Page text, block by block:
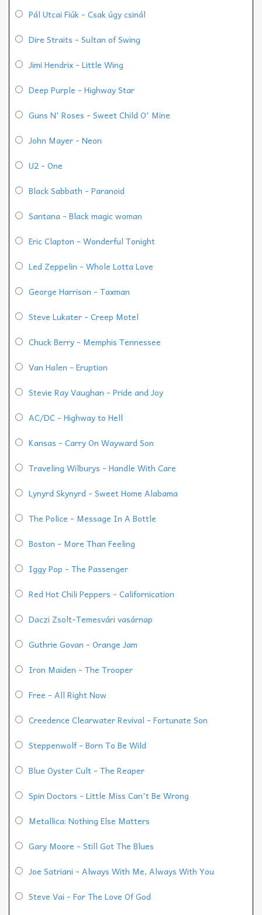
Pál Utcai Fiúk - Csak úgy csinál
Dire Straits - Sultan of Swing
Jimi Hendrix - Little Wing
Deep Purple - Highway Star
Guns N' Roses - Sweet Child O' Mine
John Mayer - Neon
U2 - One
Black Sabbath - Paranoid
Santana - Black magic woman
Eric Clapton - Wonderful Tonight
Led Zeppelin - Whole Lotta Love
George Harrison - Taxman
Steve Lukater - Creep Motel
Chuck Berry - Memphis Tennessee
Van Halen - Eruption
Stevie Ray Vaughan - Pride and Joy
AC/DC - Highway to Hell
Kansas - Carry On Wayward Son
Traveling Wilburys - Handle With Care
Lynyrd Skynyrd - Sweet Home Alabama
The Police - Message In A Bottle
Boston - More Than Feeling
Iggy Pop - The Passenger
Red Hot Chili Peppers - Californication
Daczi Zsolt-Temesvári vasárnap
Guthrie Govan - Orange Jam
Iron Maiden - The Trooper
Free - All Right Now
Creedence Clearwater Revival - Fortunate Son
Steppenwolf - Born To Be Wild
Blue Oyster Cult - The Reaper
Spin Doctors - Little Miss Can't Be Wrong
Metallica: Nothing Else Matters
Gary Moore - Still Got The Blues
Joe Satriani - Always With Me, Always With You
Steve Vai - For The Love Of God